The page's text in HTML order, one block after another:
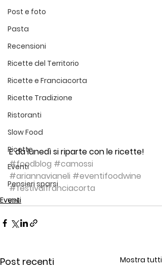
Post e foto
Pasta
Recensioni
Ricette del Territorio
Ricette e Franciacorta
Ricette Tradizione
Ristoranti
Slow Food
Ricette
Eventi
Pensieri sparsi
Vini
E da lunedì si riparte con le ricette!
#foodblog #camossi
#ariannavianeli #eventifoodwine
#festivalfranciacorta
Eventi
Post recenti Mostra tutti